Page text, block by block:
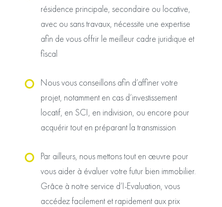
résidence principale, secondaire ou locative,
avec ou sans travaux, nécessite une expertise
afin de vous offrir le meilleur cadre juridique et
fiscal
Nous vous conseillons afin d’affiner votre
projet, notamment en cas d’investissement
locatif, en SCI, en indivision, ou encore pour
acquérir tout en préparant la transmission
Par ailleurs, nous mettons tout en œuvre pour
vous aider à évaluer votre futur bien immobilier.
Grâce à notre service d’I-Evaluation, vous
accédez facilement et rapidement aux prix